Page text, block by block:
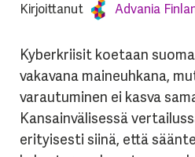
Kirjoittanut Advania
Kyberkriisit koetaan
vakavana maineuhkana,
varautuminen ei kasva
Kansainvälisessä
erityisesti siinä, että